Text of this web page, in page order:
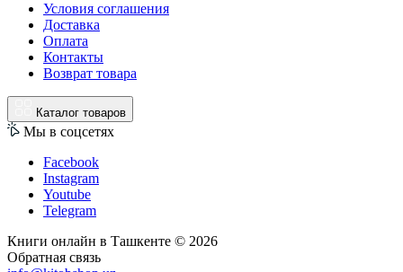
Условия соглашения
Доставка
Оплата
Контакты
Возврат товара
Каталог товаров
Мы в соцсетях
Facebook
Instagram
Youtube
Telegram
Книги онлайн в Ташкенте © 2026
Обратная связь